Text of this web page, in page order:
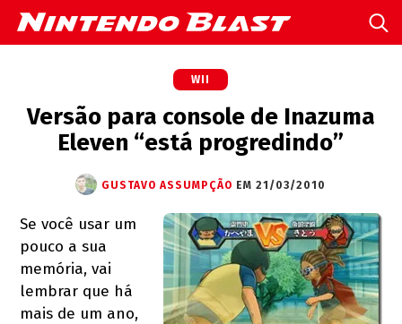
WII
Versão para console de Inazuma
Eleven “está progredindo”
GUSTAVO ASSUMPÇÃO EM 21/03/2010
Se você usar um
pouco a sua
memória, vai
lembrar que há
mais de um ano,